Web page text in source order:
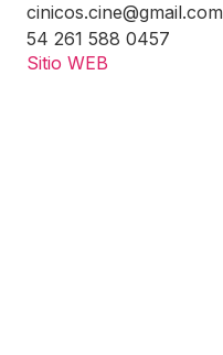
cinicos.cine@gmail.com
54 261 588 0457
Sitio WEB